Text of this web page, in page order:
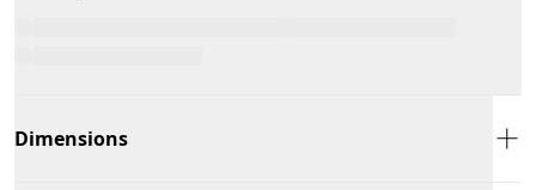
Dimensions